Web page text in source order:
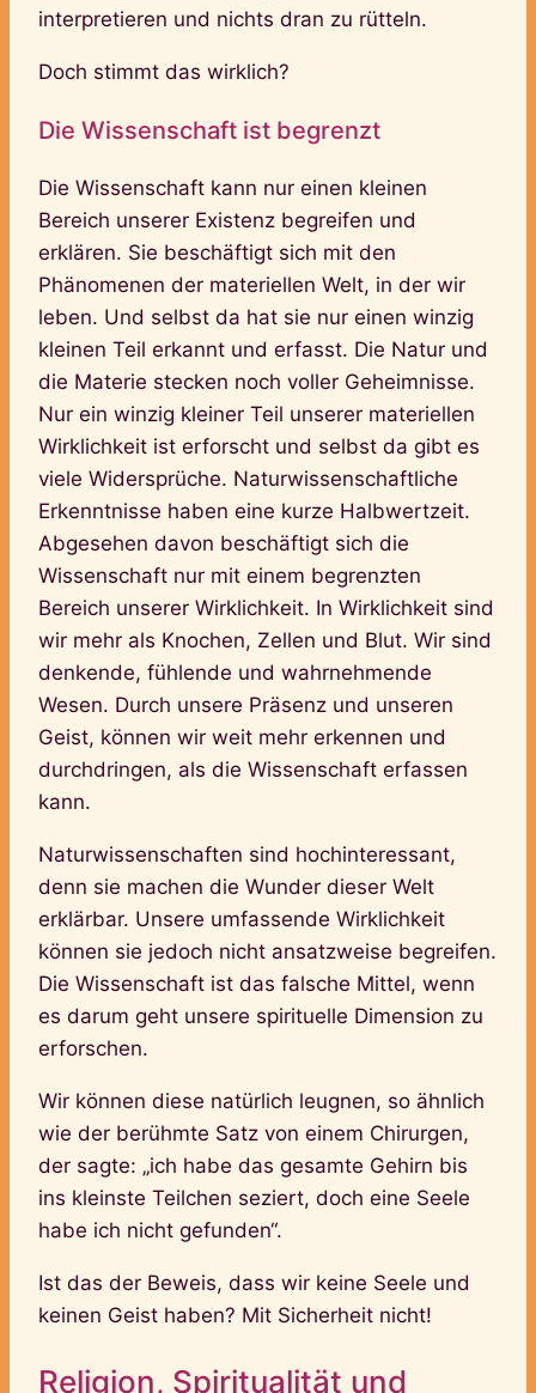
interpretieren und nichts dran zu rütteln.
Doch stimmt das wirklich?
Die Wissenschaft ist begrenzt
Die Wissenschaft kann nur einen kleinen
Bereich unserer Existenz begreifen und
erklären. Sie beschäftigt sich mit den
Phänomenen der materiellen Welt, in der wir
leben. Und selbst da hat sie nur einen winzig
kleinen Teil erkannt und erfasst. Die Natur und
die Materie stecken noch voller Geheimnisse.
Nur ein winzig kleiner Teil unserer materiellen
Wirklichkeit ist erforscht und selbst da gibt es
viele Widersprüche. Naturwissenschaftliche
Erkenntnisse haben eine kurze Halbwertzeit.
Abgesehen davon beschäftigt sich die
Wissenschaft nur mit einem begrenzten
Bereich unserer Wirklichkeit. In Wirklichkeit sind
wir mehr als Knochen, Zellen und Blut. Wir sind
denkende, fühlende und wahrnehmende
Wesen. Durch unsere Präsenz und unseren
Geist, können wir weit mehr erkennen und
durchdringen, als die Wissenschaft erfassen
kann.
Naturwissenschaften sind hochinteressant,
denn sie machen die Wunder dieser Welt
erklärbar. Unsere umfassende Wirklichkeit
können sie jedoch nicht ansatzweise begreifen.
Die Wissenschaft ist das falsche Mittel, wenn
es darum geht unsere spirituelle Dimension zu
erforschen.
Wir können diese natürlich leugnen, so ähnlich
wie der berühmte Satz von einem Chirurgen,
der sagte: „ich habe das gesamte Gehirn bis
ins kleinste Teilchen seziert, doch eine Seele
habe ich nicht gefunden“.
Ist das der Beweis, dass wir keine Seele und
keinen Geist haben? Mit Sicherheit nicht!
Religion, Spiritualität und